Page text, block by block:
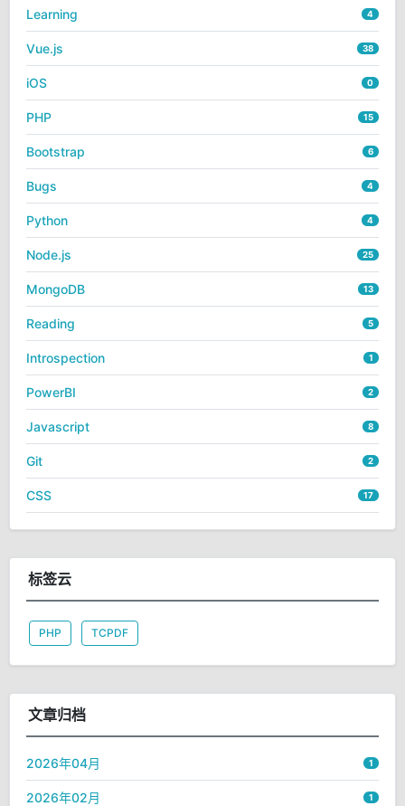
Learning 4
Vue.js 38
iOS 0
PHP 15
Bootstrap 6
Bugs 4
Python 4
Node.js 25
MongoDB 13
Reading 5
Introspection 1
PowerBI 2
Javascript 8
Git 2
CSS 17
标签云
PHP TCPDF
文章归档
2026年04月 1
2026年02月 1